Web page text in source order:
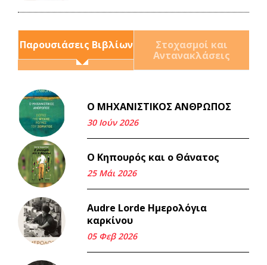
Παρουσιάσεις Βιβλίων
Στοχασμοί και
Αντανακλάσεις
Ο ΜΗΧΑΝΙΣΤΙΚΟΣ ΑΝΘΡΩΠΟΣ
30 Ιούν 2026
Ο Κηπουρός και ο Θάνατος
25 Μάι 2026
Audre Lorde Ημερολόγια
καρκίνου
05 Φεβ 2026
Και τα λεφτά ξαναγυρίζουν
σε σένα.
Μνήμη Νίκου Μαλάμου
Iμάντες και μετα - πράτες
(βαποράκια) μέρος
δεύτερον, με τον τρόπο του